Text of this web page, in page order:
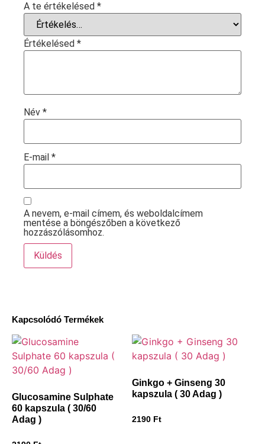
Kapcsolódó Termékek
Glucosamine Sulphate
60 kapszula ( 30/60
Adag )
Ginkgo + Ginseng 30
kapszula ( 30 Adag )
2190 Ft
A te értékelésed *
Értékelésed *
Név *
E-mail *
A nevem, e-mail címem, és weboldalcímem
mentése a böngészőben a következő
hozzászólásomhoz.